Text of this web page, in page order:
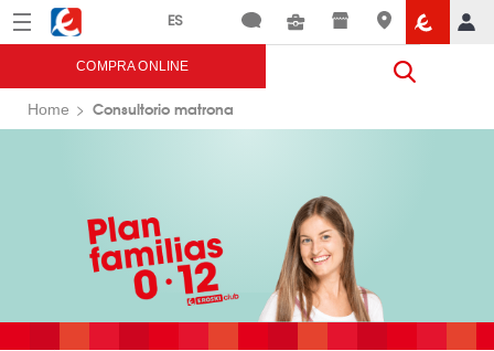
Menú Eroski
COMPRA ONLINE
Home Consultorio matrona